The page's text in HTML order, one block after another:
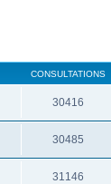
CONSULTATIONS
30416
30485
31146